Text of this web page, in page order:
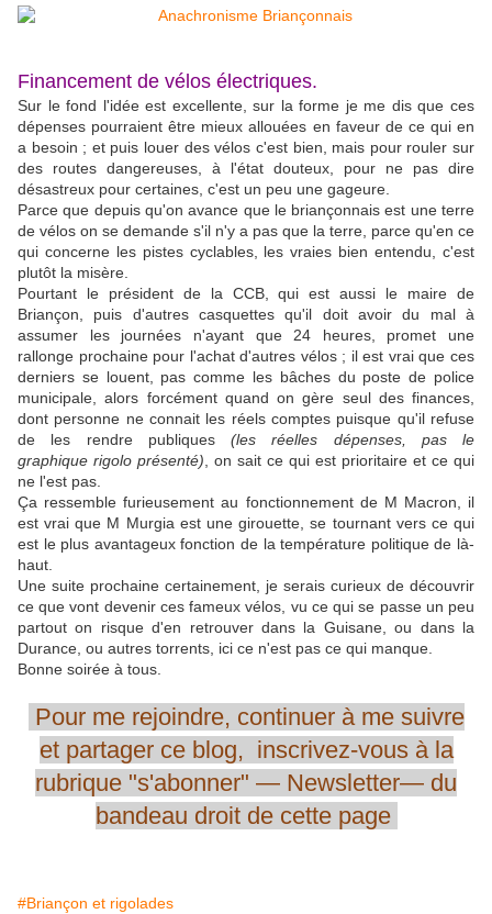
Financement de vélos électriques.
Sur le fond l'idée est excellente, sur la forme je me dis que ces
dépenses pourraient être mieux allouées en faveur de ce qui en
a besoin ; et puis louer des vélos c'est bien, mais pour rouler sur
des routes dangereuses, à l'état douteux, pour ne pas dire
désastreux pour certaines, c'est un peu une gageure.
Parce que depuis qu'on avance que le briançonnais est une terre
de vélos on se demande s'il n'y a pas que la terre, parce qu'en ce
qui concerne les pistes cyclables, les vraies bien entendu, c'est
plutôt la misère.
Pourtant le président de la CCB, qui est aussi le maire de
Briançon, puis d'autres casquettes qu'il doit avoir du mal à
assumer les journées n'ayant que 24 heures, promet une
rallonge prochaine pour l'achat d'autres vélos ; il est vrai que ces
derniers se louent, pas comme les bâches du poste de police
municipale, alors forcément quand on gère seul des finances,
dont personne ne connait les réels comptes puisque qu'il refuse
de les rendre publiques (les réelles dépenses, pas le
graphique rigolo présenté) , on sait ce qui est prioritaire et ce qui
ne l'est pas.
Ça ressemble furieusement au fonctionnement de M Macron, il
est vrai que M Murgia est une girouette, se tournant vers ce qui
est le plus avantageux fonction de la température politique de là-
haut.
Une suite prochaine certainement, je serais curieux de découvrir
ce que vont devenir ces fameux vélos, vu ce qui se passe un peu
partout on risque d'en retrouver dans la Guisane, ou dans la
Durance, ou autres torrents, ici ce n'est pas ce qui manque.
Bonne soirée à tous.
Pour me rejoindre, continuer à me suivre
et partager ce blog, inscrivez-vous à la
rubrique "s'abonner" — Newsletter— du
bandeau droit de cette page
#Briançon et rigolades